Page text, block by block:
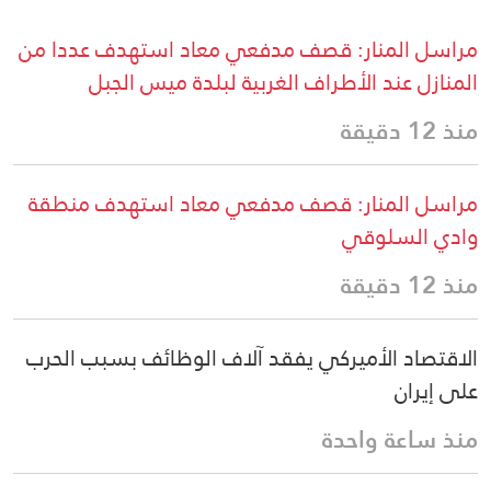
مراسل المنار: قصف مدفعي معاد استهدف عددا من
المنازل عند الأطراف الغربية لبلدة ميس الجبل
منذ 12 دقيقة
مراسل المنار: قصف مدفعي معاد استهدف منطقة
وادي السلوقي
منذ 12 دقيقة
الاقتصاد الأميركي يفقد آلاف الوظائف بسبب الحرب
على إيران
منذ ساعة واحدة